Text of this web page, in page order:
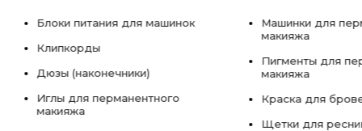
Блоки питания для машинок
Клипкорды
Дюзы (наконечники)
Иглы для перманентного
макияжа
Машинки для
макияжа
Пигменты для
макияжа
Краска для
Щетки для